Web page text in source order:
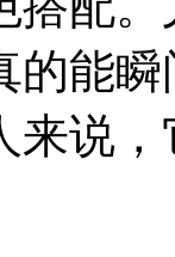
的能
来说